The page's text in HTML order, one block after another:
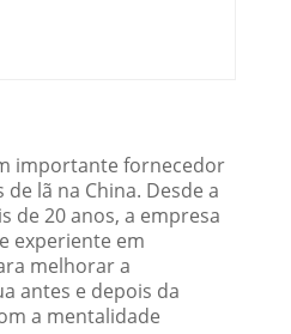
importante fornecedor
lã na China. Desde a
de 20 anos, a empresa
experiente em
melhorar a
antes e depois da
a mentalidade